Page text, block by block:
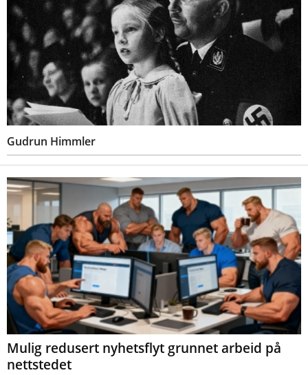
Gudrun Himmler
Mulig redusert nyhetsflyt grunnet arbeid på
nettstedet